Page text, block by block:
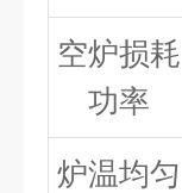
空炉损耗
功率
炉温均匀